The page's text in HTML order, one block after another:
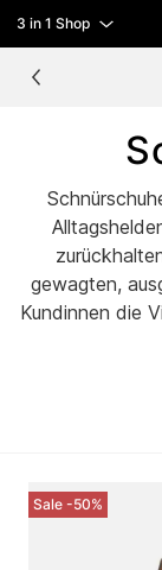
3 in 1 Shop
gewagten,
Kundinnen die
Sale -50%